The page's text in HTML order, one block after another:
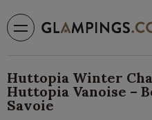
Huttopia Winter
Huttopia Vanoise –
Savoie